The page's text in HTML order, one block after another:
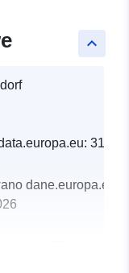
keyboard_arrow_up
31
dane.europa.eu: